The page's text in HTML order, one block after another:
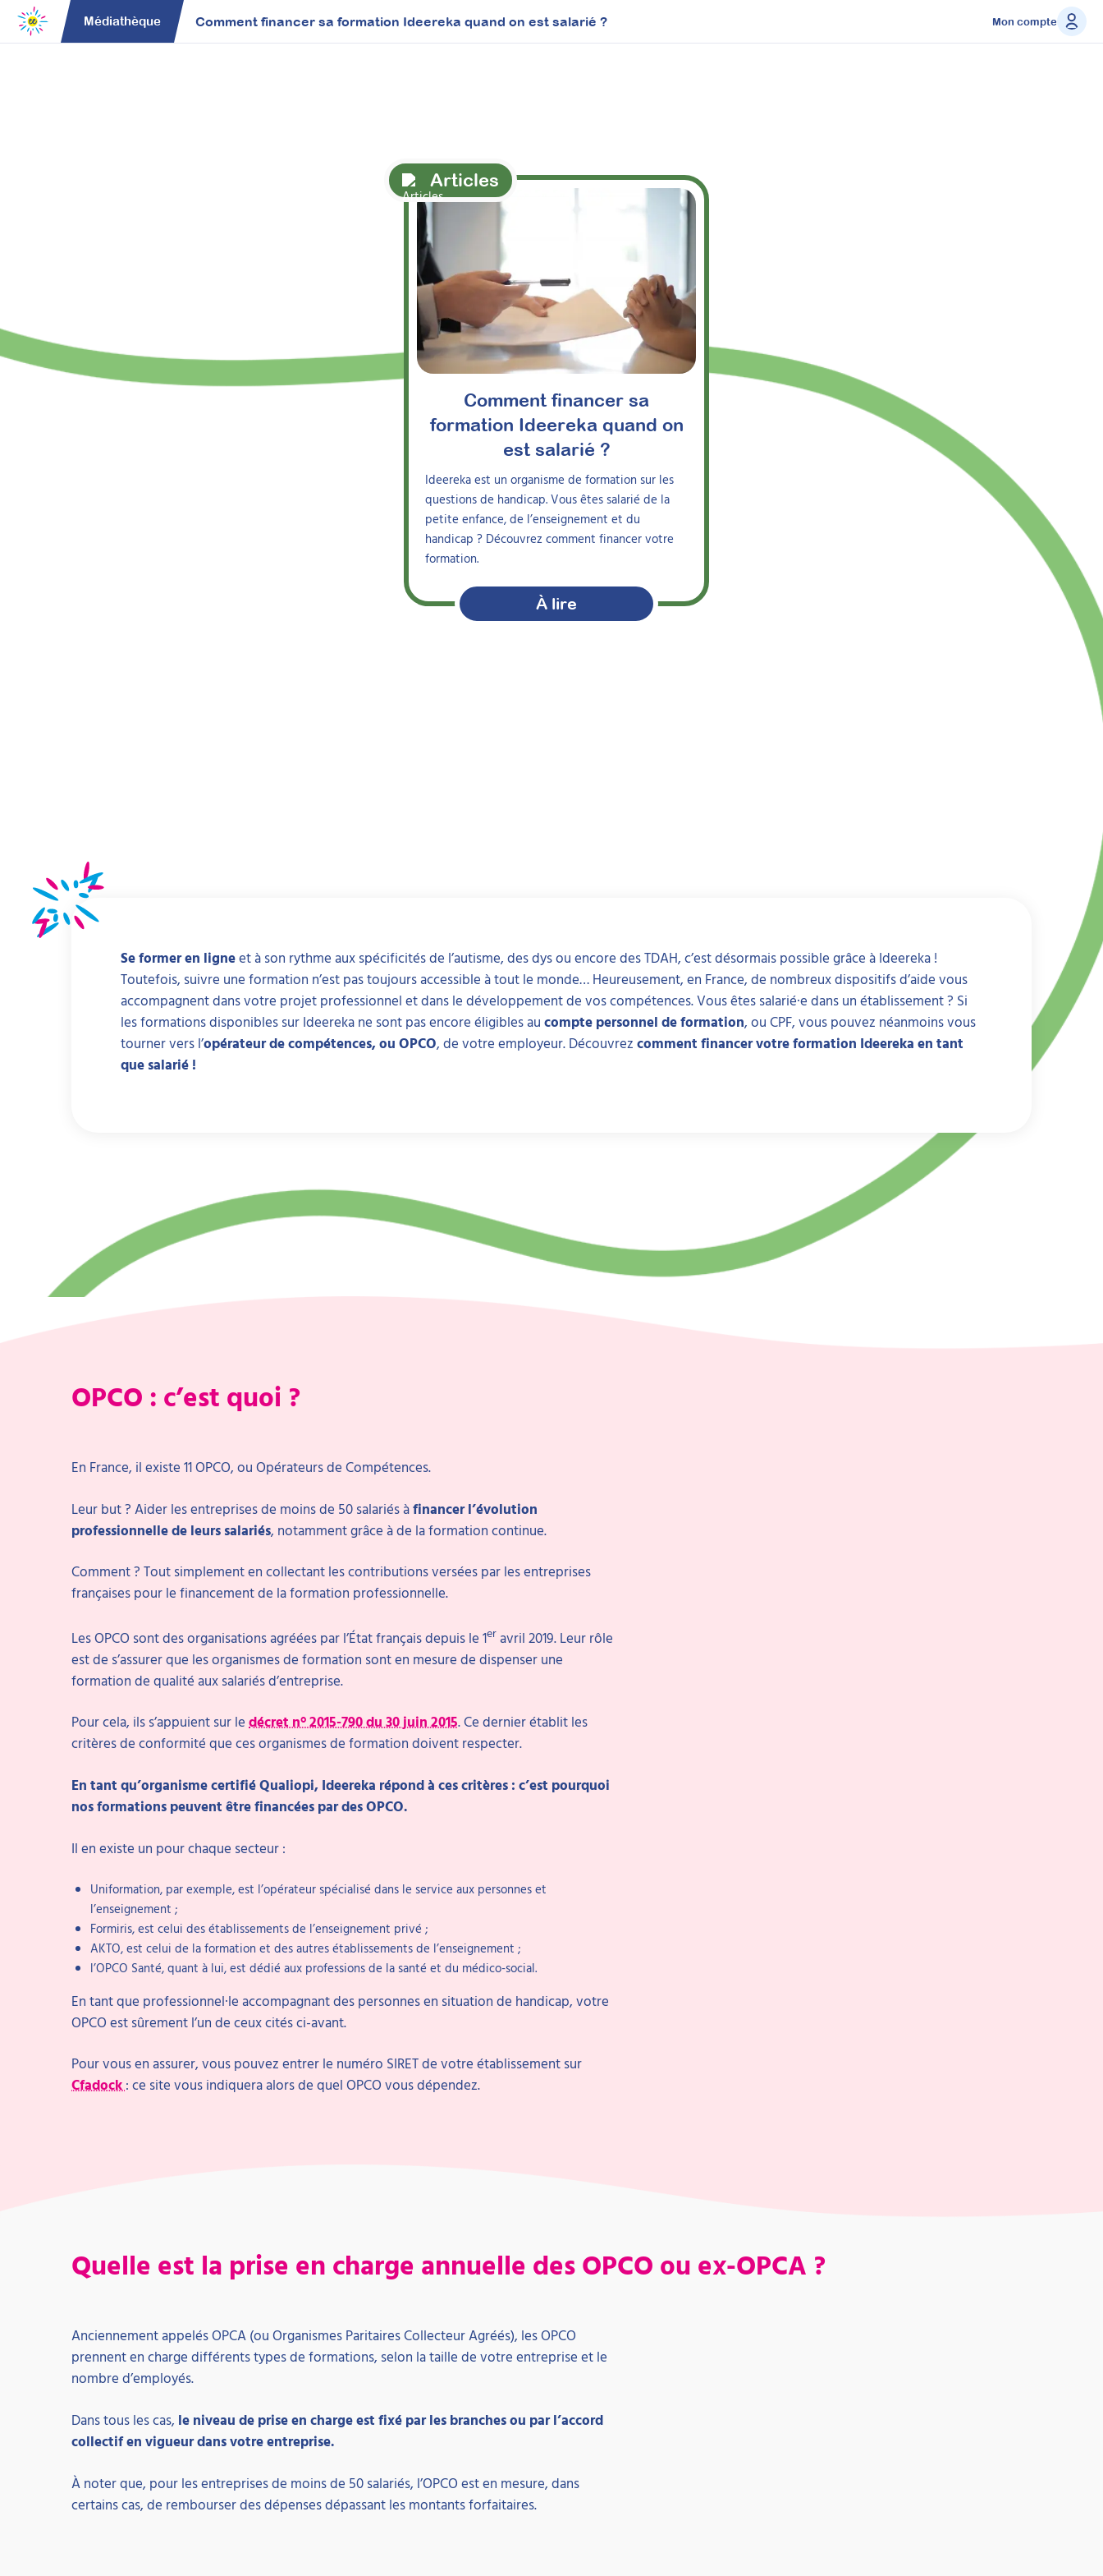
Médiathèque Comment financer sa formation Ideereka quand on est salarié ? Mon compte
Articles
Comment financer sa
formation Ideereka quand on
est salarié ?
Ideereka est un organisme de formation sur les
questions de handicap. Vous êtes salarié de la
petite enfance, de l’enseignement et du
handicap ? Découvrez comment financer votre
formation.
À lire
Se former en ligneet à son rythme aux spécificités de l’autisme, des dys ou encore des TDAH, c’est désormais possible grâce à Ideereka !
Toutefois, suivre une formation n’est pas toujours accessible à tout le monde… Heureusement, en France, de nombreux dispositifs d’aide vous
accompagnent dans votre projet professionnel et dans le développement de vos compétences. Vous êtes salarié·e dans un établissement ? Si
les formations disponibles sur Ideereka ne sont pas encore éligibles au compte personnel de formation, ou CPF, vous pouvez néanmoins vous
tourner vers l’opérateur de compétences, ou OPCO, de votre employeur. Découvrez comment financer votre formation Ideereka en tant
que salarié !
OPCO : c’est quoi ?
En France, il existe 11 OPCO, ou Opérateurs de Compétences.
Leur but ? Aider les entreprises de moins de 50 salariés àfinancer l’évolution
professionnelle de leurs salariés, notamment grâce à de la formation continue.
Comment ? Tout simplement en collectant les contributions versées par les entreprises
françaises pour le financement de la formation professionnelle.
Les OPCO sont des organisations agréées par l’État français depuis le 1er avril 2019. Leur rôle
est de s’assurer que les organismes de formation sont en mesure de dispenser une
formation de qualité aux salariés d’entreprise.
Pour cela, ils s’appuient sur le décret n° 2015-790 du 30 juin 2015. Ce dernier établit les
critères de conformité que ces organismes de formation doivent respecter.
En tant qu’organisme certifié Qualiopi, Ideereka répond à ces critères : c’est pourquoi
nos formations peuvent être financées par des OPCO.
Il en existe un pour chaque secteur :
Uniformation, par exemple, est l’opérateur spécialisé dans le service aux personnes et
l’enseignement ;
Formiris, est celui des établissements de l’enseignement privé ;
AKTO, est celui de la formation et des autres établissements de l’enseignement ;
l’OPCO Santé, quant à lui, est dédié aux professions de la santé et du médico-social.
En tant que professionnel·le accompagnant des personnes en situation de handicap, votre
OPCO est sûrement l’un de ceux cités ci-avant.
Pour vous en assurer, vous pouvez entrer le numéro SIRET de votre établissement sur
Cfadock: ce site vous indiquera alors de quel OPCO vous dépendez.
Quelle est la prise en charge annuelle des OPCO ou ex-OPCA ?
Anciennement appelés OPCA (ou Organismes Paritaires Collecteur Agréés), les OPCO
prennent en charge différents types de formations, selon la taille de votre entreprise et le
nombre d’employés.
Dans tous les cas, le niveau de prise en charge est fixé par les branches ou par l’accord
collectif en vigueur dans votre entreprise.
À noter que, pour les entreprises de moins de 50 salariés, l’OPCO est en mesure, dans
certains cas, de rembourser des dépenses dépassant les montants forfaitaires.